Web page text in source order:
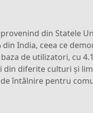
din Statele
India, ceea ce
de utilizatori, cu
din diferite culturi și
întâlnire pentru